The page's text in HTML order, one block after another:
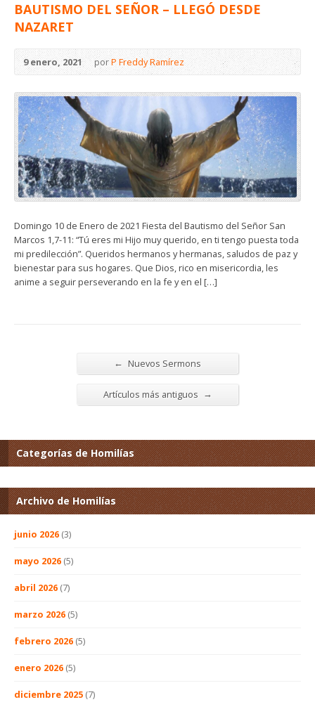
BAUTISMO DEL SEÑOR – LLEGÓ DESDE
NAZARET
9 enero, 2021 porP Freddy Ramírez
Domingo 10 de Enero de 2021 Fiesta del Bautismo del Señor San
Marcos 1,7-11: “Tú eres mi Hijo muy querido, en ti tengo puesta toda
mi predilección”. Queridos hermanos y hermanas, saludos de paz y
bienestar para sus hogares. Que Dios, rico en misericordia, les
anime a seguir perseverando en la fe y en el […]
← Nuevos Sermons
Artículos más antiguos →
Categorías de Homilías
Archivo de Homilías
junio 2026 (3)
mayo 2026 (5)
abril 2026 (7)
marzo 2026 (5)
febrero 2026 (5)
enero 2026 (5)
diciembre 2025 (7)